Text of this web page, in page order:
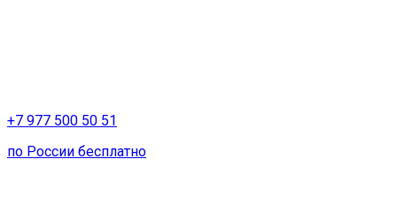
+7 977 500 50 51
по России бесплатно